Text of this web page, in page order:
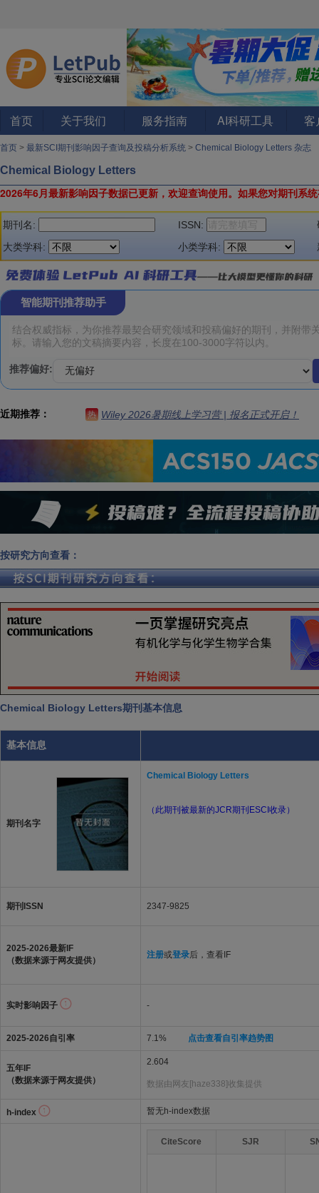
首页 关于我们 服务指南 AI科研工具 客
首页 > 最新SCI期刊影响因子查询及投稿分析系统 > Chemical Biology Letters 杂志
Chemical Biology Letters
2026年6月最新影响因子数据已更新，欢迎查询使用。 如果您对期刊系
期刊名: ISSN:
大类学科:
小类学科:
智能期刊推荐助手
推荐偏好:
近期推荐： 热 Wiley 2026暑期线上学习营 | 报名正式开启！
按研究方向查看：
Chemical Biology Letters期刊基本信息
基本信息
期刊名字
Chemical Biology Letters
（此期刊被最新的JCR期刊ESCI收录）
期刊ISSN 2347-9825
2025-2026最新IF
（数据来源于网友提供）
注册或登录后，查看IF
实时影响因子 -
2025-2026自引率 7.1% 点击查看自引率趋势图
五年IF
（数据来源于网友提供）
2.604
数据由网友[haze338]收集提供
h-index 暂无h-index数据
CiteScore SJR